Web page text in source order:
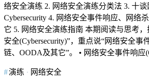
络安全演练 2. 网络安全演练分类法 3. 十
Cybersecurity 4. 网络安全事件响应、网络
它 5. 网络安全演练指南 本期阅读与思考
安全(Cybersecurity)”，重点说“网络安全事
链、OODA及其它”。 • 网络安全事件响应
演练
网络安全